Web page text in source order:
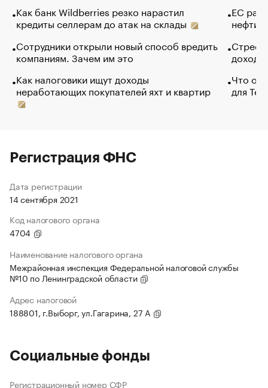
Как банк Wildberries резко нарастил
кредиты селлерам до атак на склады
Сотрудники открыли новый способ вредить
компаниям. Зачем им это
Как налоговики ищут доходы
неработающих покупателей яхт и квартир
ЕС
нефти
Что
для
Регистрация ФНС
Дата регистрации
14 сентября 2021
Код налогового органа
4704
Наименование налогового органа
Межрайонная инспекция Федеральной налоговой службы
№10 по Ленинградской области
Адрес налоговой
188801, г.Выборг, ул.Гагарина, 27 А
Социальные фонды
Регистрационный номер СФР